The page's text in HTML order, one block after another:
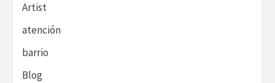
Artist
atención
barrio
Blog